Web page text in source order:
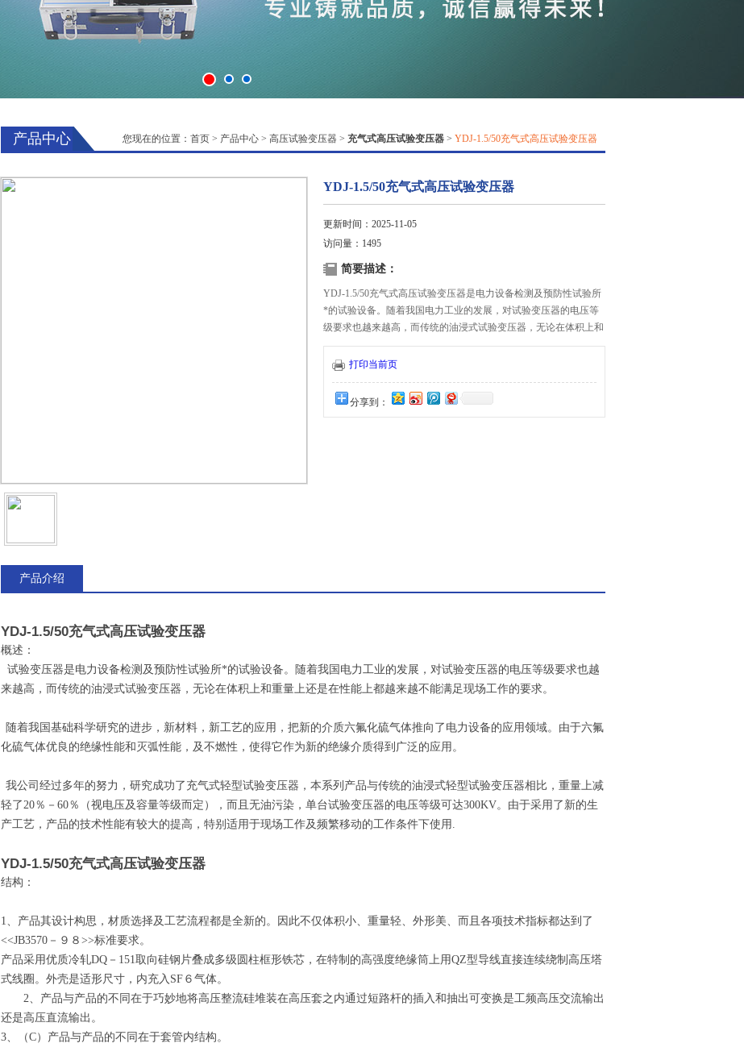
产品中心 您现在的位置： 首页 > 产品中心 > 高压试验变压器 > 充气式高压试验变压器 > YDJ-1.5/50充气式高压试验变压器
YDJ-1.5/50充气式高压试验变压器
更新时间：2025-11-05
访问量：1495
简要描述：
YDJ-1.5/50充气式高压试验变压器是电力设备检测及预防性试验所
*的试验设备。随着我国电力工业的发展，对试验变压器的电压等
级要求也越来越高，而传统的油浸式试验变压器，无论在体积上和
重量上还是在性能上都越来越不能满足现场工作的要求。
打印当前页
分享到：
产品介绍
YDJ-1.5/50充气式高压试验变压器
概述 ：
试验变压器是电力设备检测及预防性试验所*的试验设备。随着我国电力工业的发展，对试验变压器的电压等级要求也越
来越高，而传统的油浸式试验变压器，无论在体积上和重量上还是在性能上都越来越不能满足现场工作的要求。
随着我国基础科学研究的进步，新材料，新工艺的应用，把新的介质六氟化硫气体推向了电力设备的应用领域。由于六氟
化硫气体优良的绝缘性能和灭弧性能，及不燃性，使得它作为新的绝缘介质得到广泛的应用。
我公司经过多年的努力，研究成功了充气式轻型试验变压器，本系列产品与传统的油浸式轻型试验变压器相比，重量上减
轻了20％－60％（视电压及容量等级而定），而且无油污染，单台试验变压器的电压等级可达300KV。由于采用了新的生
产工艺，产品的技术性能有较大的提高，特别适用于现场工作及频繁移动的工作条件下使用.
YDJ-1.5/50充气式高压试验变压器
结构 ：
1、产品其设计构思，材质选择及工艺流程都是全新的。因此不仅体积小、重量轻、外形美、而且各项技术指标都达到了
<<JB3570－９８ >>标准要求。
产品采用优质冷轧DQ－151取向硅钢片叠成多级圆柱框形铁芯，在特制的高强度绝缘筒上用QZ型导线直接连续绕制高压塔
式线圈。外壳是适形尺寸，内充入SF６气体。
2、产品与产品的不同在于巧妙地将高压整流硅堆装在高压套之内通过短路杆的插入和抽出可变换是工频高压交流输出
还是高压直流输出。
3、
（C）产品与产品的不同在于套管内结构。